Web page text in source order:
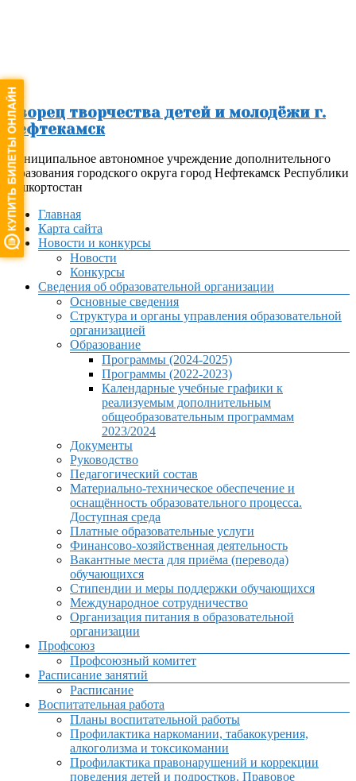
Дворец творчества детей и молодёжи г.
Нефтекамск
Муниципальное автономное учреждение дополнительного
образования городского округа город Нефтекамск Республики
Башкортостан
МенюГлавная
Карта сайта
Новости и конкурсы
Новости
Конкурсы
Сведения об образовательной организации
Основные сведения
Структура и органы управления образовательной
организацией
Образование
Программы (2024-2025)
Программы (2022-2023)
Календарные учебные графики к
реализуемым дополнительным
общеобразовательным программам
2023/2024
Документы
Руководство
Педагогический состав
Материально-техническое обеспечение и
оснащённость образовательного процесса.
Доступная среда
Платные образовательные услуги
Финансово-хозяйственная деятельность
Вакантные места для приёма (перевода)
обучающихся
Стипендии и меры поддержки обучающихся
Международное сотрудничество
Организация питания в образовательной
организации
Профсоюз
Профсоюзный комитет
Расписание занятий
Расписание
Воспитательная работа
Планы воспитательной работы
Профилактика наркомании, табакокурения,
алкоголизма и токсикомании
Профилактика правонарушений и коррекции
поведения детей и подростков. Правовое